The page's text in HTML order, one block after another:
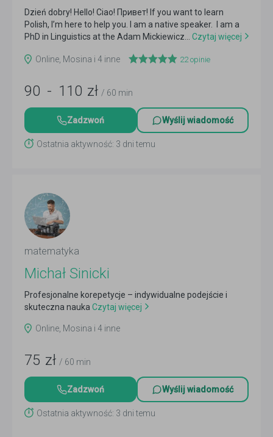
Dzień dobry! Hello! Ciao! Привет! If you want to learn
Polish, I’m here to help you. I am a native speaker. I am a
PhD in Linguistics at the Adam Mickiewicz...
Czytaj więcej
Online, Mosina i 4 inne 22opinie
90 - 110 zł / 60 min
Zadzwoń Wyślij wiadomość
Ostatnia aktywność: 3 dni temu
matematyka
Michał Sinicki
Profesjonalne korepetycje – indywidualne podejście i
skuteczna nauka Czytaj więcej
Online, Mosina i 4 inne
75 zł / 60 min
Zadzwoń Wyślij wiadomość
Ostatnia aktywność: 3 dni temu